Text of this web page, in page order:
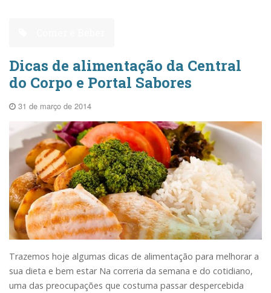
Dicas de alimentação da Central
do Corpo e Portal Sabores
31 de março de 2014
Trazemos hoje algumas dicas de alimentação para melhorar a
sua dieta e bem estar Na correria da semana e do cotidiano,
uma das preocupações que costuma passar despercebida